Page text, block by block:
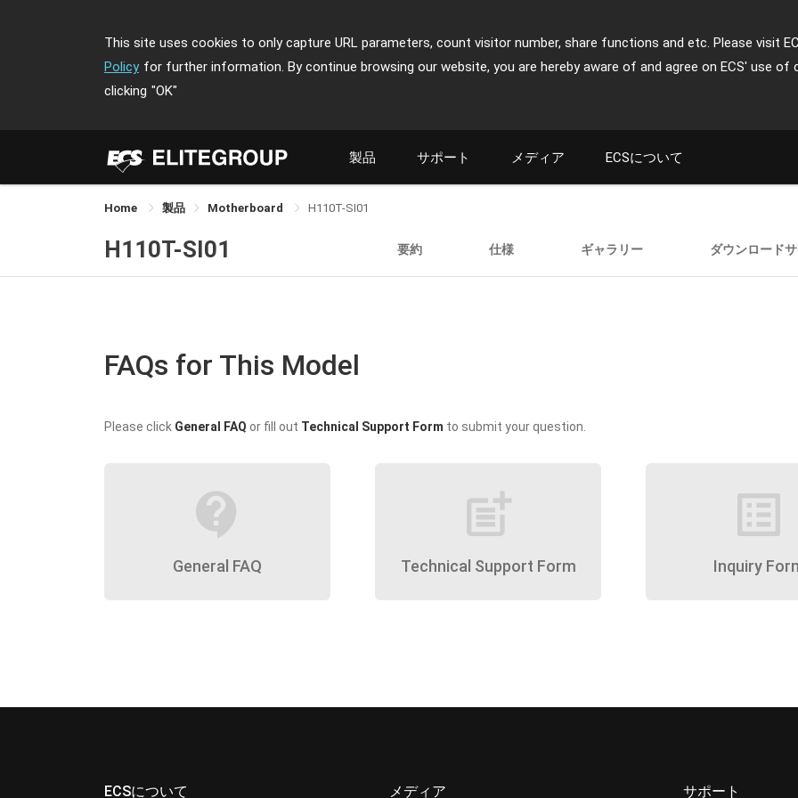
This site uses cookies to only capture URL parameters, count visitor number, share functions and etc. Please visit
Policy for further information. By continue browsing our website, you are hereby aware of and agree on ECS' use of
clicking "OK"
製品 サポート メディア ECSについて
Home 製品 Motherboard H110T-SI01
H110T-SI01 要約 仕様 ギャラリー ダウンロード
FAQs for This Model
Please click General FAQ or fill out Technical Support Form to submit your question.
contact_support
General FAQ
post_add
Technical Support Form
list_alt
Inquiry
ECSについて メディア サポート